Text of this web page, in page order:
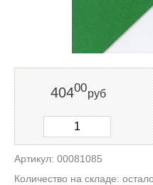
40400руб
Артикул: 00081085
Количество на складе: